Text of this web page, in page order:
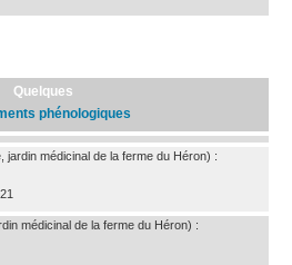
Quelques
phénologiques
jardin médicinal de la ferme du Héron) :
médicinal de la ferme du Héron) :